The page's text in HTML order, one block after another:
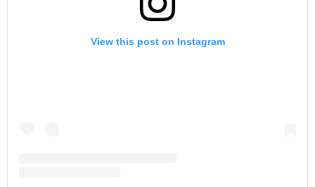
View this post on Instagram